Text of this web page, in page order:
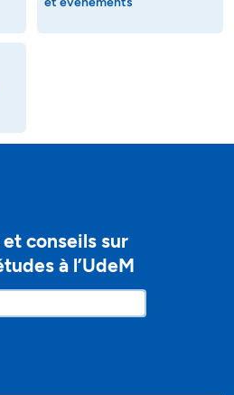
conseils sur
à l’UdeM